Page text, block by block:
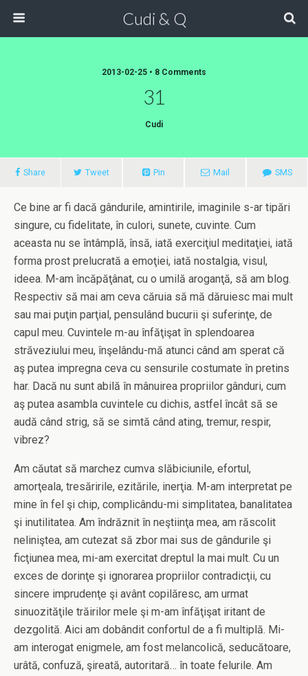
Cudi & Q
2013-02-25 • 8 Comments
31
Cudi
Share Tweet Pin Mail SMS
Ce bine ar fi dacă gândurile, amintirile, imaginile s-ar tipări
singure, cu fidelitate, în culori, sunete, cuvinte. Cum
aceasta nu se întâmplă, însă, iată exerciţiul meditaţiei, iată
forma prost prelucrată a emoţiei, iată nostalgia, visul,
ideea. M-am încăpăţânat, cu o umilă aroganţă, să am blog.
Respectiv să mai am ceva căruia să mă dăruiesc mai mult
sau mai puţin parţial, pensulând bucurii şi suferinţe, de
capul meu. Cuvintele m-au înfăţişat în splendoarea
străveziului meu, înşelându-mă atunci când am sperat că
aş putea impregna ceva cu sensurile costumate în pretins
har. Dacă nu sunt abilă în mânuirea propriilor gânduri, cum
aş putea asambla cuvintele cu dichis, astfel încât să se
audă când strig, să se simtă când ating, tremur, respir,
vibrez?
Am căutat să marchez cumva slăbiciunile, efortul,
amorţeala, tresăririle, ezitările, inerţia. M-am interpretat pe
mine în fel şi chip, complicându-mi simplitatea, banalitatea
şi inutilitatea. Am îndrăznit în neştiinţa mea, am răscolit
neliniştea, am cutezat să zbor mai sus de gândurile şi
ficţiunea mea, mi-am exercitat dreptul la mai mult. Cu un
exces de dorinţe şi ignorarea propriilor contradicţii, cu
sincere imprudenţe şi avânt copilăresc, am urmat
sinuozităţile trăirilor mele şi m-am înfăţişat iritant de
dezgolită. Aici am dobândit confortul de a fi multiplă. Mi-
am interogat enigmele, am fost melancolică, seducătoare,
urâtă, confuză, şireată, autoritară… în toate felurile. Am